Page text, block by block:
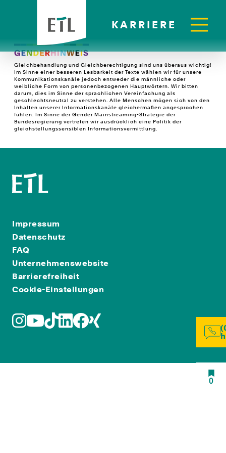
KARRIERE
0
Gleichbehandlung und Gleichberechtigung sind uns überaus wichtig!
Im Sinne einer besseren Lesbarkeit der Texte wählen wir für unsere
Kommunikationskanäle jedoch entweder die männliche oder
weibliche Form von personenbezogenen Hauptwörtern. Wir bitten
darum, dies im Sinne der sprachlichen Vereinfachung als
geschlechtsneutral zu verstehen. Alle Menschen mögen sich von den
Inhalten unserer Informationskanäle gleichermaßen angesprochen
fühlen. Im Sinne der Gender Mainstreaming-Strategie der
Bundesregierung vertreten wir ausdrücklich eine Politik der
gleichstellungssensiblen Informationsvermittlung.
Impressum
Datenschutz
FAQ
Unternehmenswebsite
Barrierefreiheit
Cookie-Einstellungen